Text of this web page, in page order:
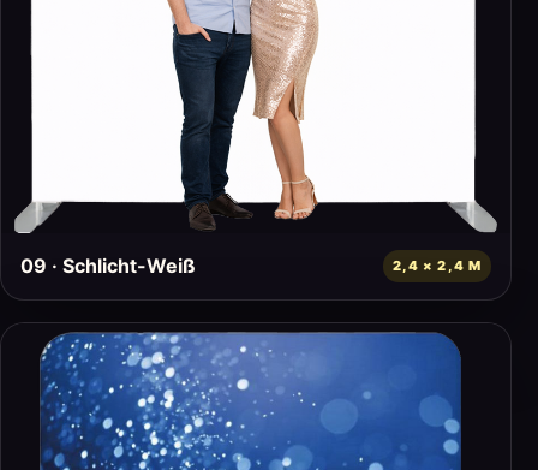
09 · Schlicht-Weiß 2,4 × 2,4 M